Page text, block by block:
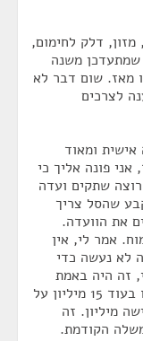
דלק לחימום,
שמתעדכן משנה
מאז. שום דבר לא
לצרכים
אישית ומאוד
פונה אליך כי
שתקים ועדה
שהסל צריך
את הוועדה.
אמר לי, אין
לא נעשה כדי
זה היה באמת
מהלך מפתיע, נכתב לי בחזרה שהם תקצבו בעוד 15 מיליון על
מיליון. זה
הקודמת.